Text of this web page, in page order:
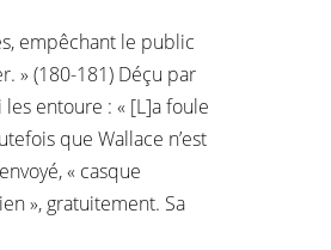
empêchant le public
» (180-181) Déçu par
entoure : « [L]a foule
que Wallace n’est
« casque
», gratuitement. Sa